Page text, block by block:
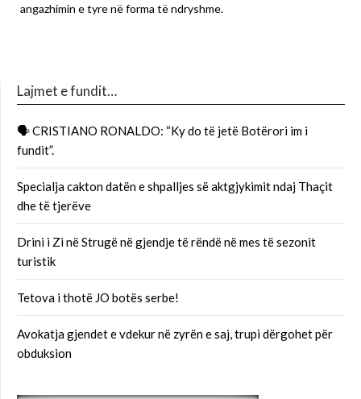
angazhimin e tyre në forma të ndryshme.
Lajmet e fundit…
🗣 CRISTIANO RONALDO: “Ky do të jetë Botërori im i
fundit”.
Specialja cakton datën e shpalljes së aktgjykimit ndaj Thaçit
dhe të tjerëve
Drini i Zi në Strugë në gjendje të rëndë në mes të sezonit
turistik
Tetova i thotë JO botës serbe!
Avokatja gjendet e vdekur në zyrën e saj, trupi dërgohet për
obduksion